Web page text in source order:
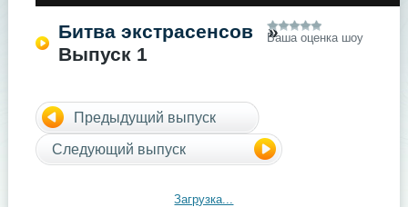
Битва экстрасенсов
»
Выпуск 1
Ваша оценка шоу
Предыдущий выпуск
Следующий выпуск
Загрузка...